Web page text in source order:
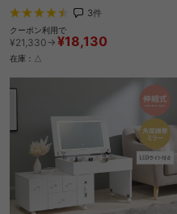
3件
クーポン利用で
¥21,330→ ¥18,130
在庫：△